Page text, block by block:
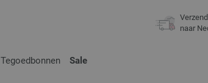
naar
Tegoedbonnen Sale